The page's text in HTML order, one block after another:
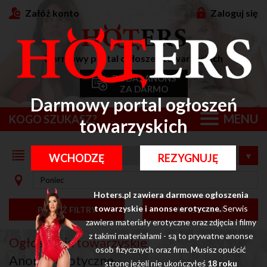
Darmowy portal ogłoszeń
towarzyskich
WCHODZĘ REZYGNUJĘ
Hoters.pl zawiera darmowe ogłoszenia
towarzyskie i anonse erotyczne.Serwis
zawiera materiały erotyczne oraz zdjęcia i filmy
z takimi materiałami - są to prywatne anonse
osob fizycznych oraz firm. Musisz opuścić
stronę jeżeli nie ukończyłeś 18 roku
Załóż konto Zaloguj się
Darmowy portal ogłoszeń towarzyskich
DODAJ ANONS
ZA DARMO
KOGO SZUKASZ? MENU
POKAŻ FILTRY WYSZUKAJ
Ogłoszenia towarzyskie
Anonse erotyczne